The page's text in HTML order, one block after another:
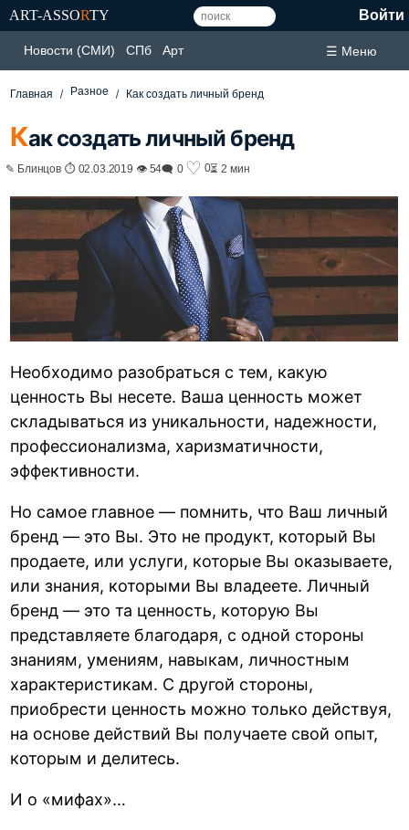
ART-ASSORTY Войти
Новости (СМИ) СПб Арт ☰ Меню
Главная Разное Как создать личный бренд
Как создать личный бренд
✎ Блинцов ⏱ 02.03.2019 👁 54🗨 0 ♡ 0⏳ 2 мин
Необходимо разобраться с тем, какую
ценность Вы несете. Ваша ценность может
складываться из уникальности, надежности,
профессионализма, харизматичности,
эффективности.
Но самое главное — помнить, что Ваш личный
бренд — это Вы. Это не продукт, который Вы
продаете, или услуги, которые Вы оказываете,
или знания, которыми Вы владеете. Личный
бренд — это та ценность, которую Вы
представляете благодаря, с одной стороны
знаниям, умениям, навыкам, личностным
характеристикам. С другой стороны,
приобрести ценность можно только действуя,
на основе действий Вы получаете свой опыт,
которым и делитесь.
И о «мифах»…